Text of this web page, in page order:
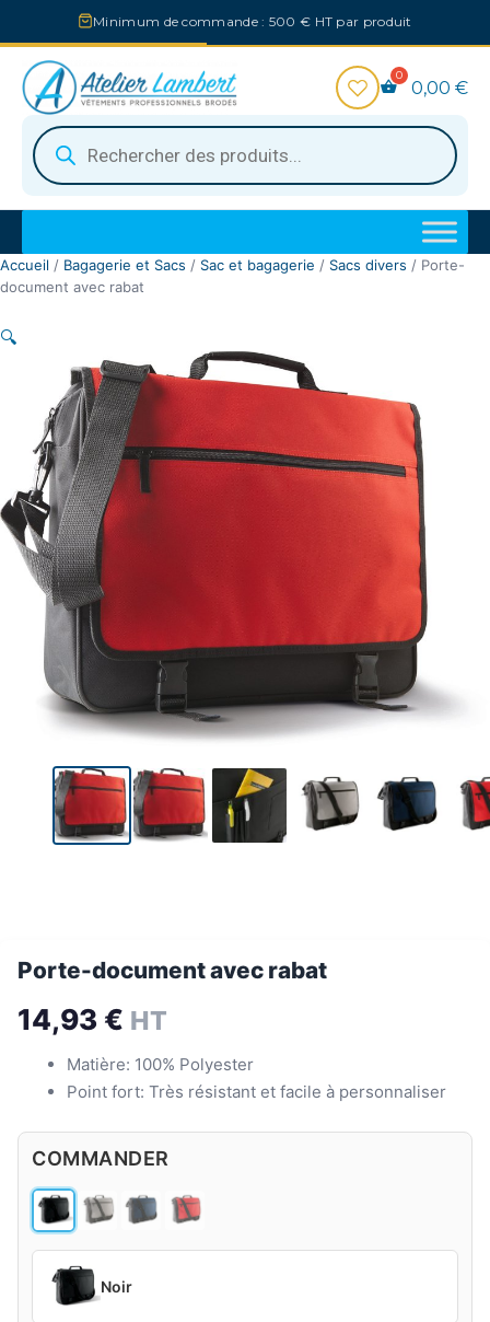
au
contenu
Minimum de commande : 500 € HT par produit
Recherche
de
produits
0,00 €
Accueil / Bagagerie et Sacs / Sac et bagagerie / Sacs divers / Porte-
document avec rabat
🔍
Porte-document avec rabat
14,93 € HT
Matière: 100% Polyester
Point fort: Très résistant et facile à personnaliser
COMMANDER
Noir